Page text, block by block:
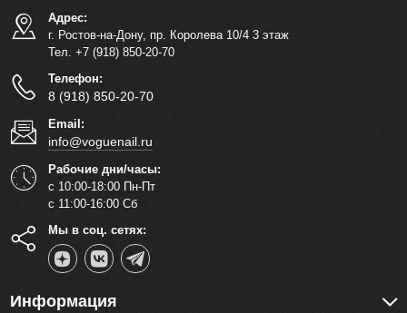
Адрес:
г. Ростов-на-Дону, пр. Королева 10/4 3 этаж
Тел. +7 (918) 850-20-70
Телефон:
8 (918) 850-20-70
Email:
info@voguenail.ru
Рабочие дни/часы:
с 10:00-18:00 Пн-Пт
с 11:00-16:00 Сб
Мы в соц. сетях:
Информация